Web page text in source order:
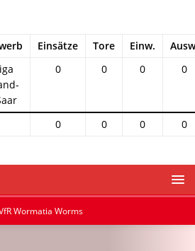
Einsätze Tore Einw.
0 0 0 0
0 0 0 0
Wormatia Worms